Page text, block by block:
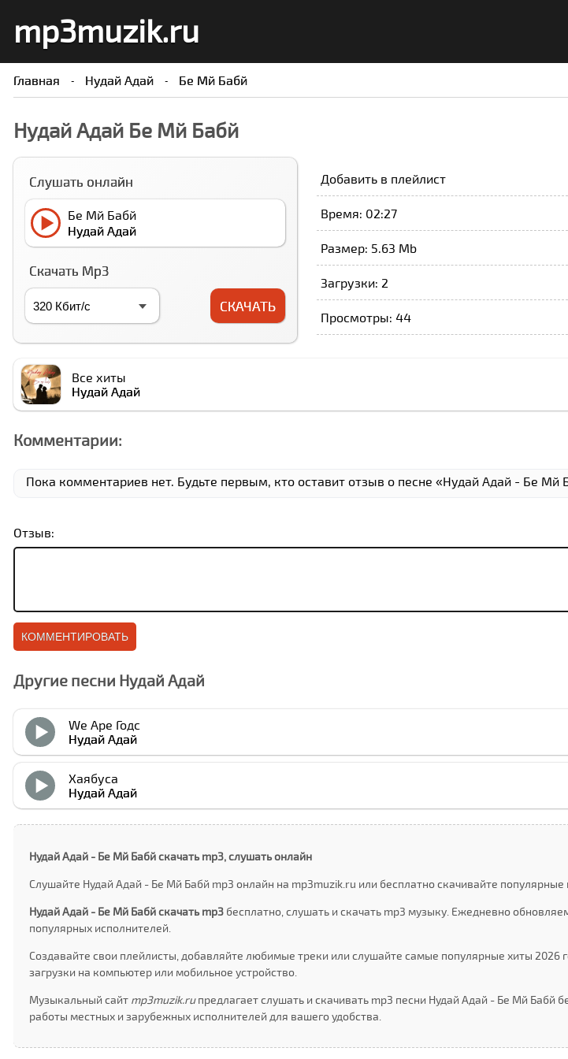
mp3muzik.ru
Главная Нудай Адай Бе Мй Бабй
Нудай Адай Бе Мй Бабй
Слушать онлайн
Бе Мй Бабй
Нудай Адай
Скачать Mp3
СКАЧАТЬ
Добавить в плейлист
Время: 02:27
Размер: 5.63 Mb
Загрузки: 2
Просмотры: 44
Все хиты
Нудай Адай
Комментарии:
Пока комментариев нет. Будьте первым, кто оставит отзыв о песне «Нудай Адай - Бе Мй
Отзыв:
Другие песни Нудай Адай
Wе Аре Годс
Нудай Адай
Хаябуса
Нудай Адай
Нудай Адай - Бе Мй Бабй скачать mp3, слушать онлайн
Слушайте Нудай Адай - Бе Мй Бабй mp3 онлайн на mp3muzik.ru или бесплатно скачивайте популярные
Нудай Адай - Бе Мй Бабй скачать mp3бесплатно, слушать и скачать mp3 музыку. Ежедневно
популярных исполнителей.
Создавайте свои плейлисты, добавляйте любимые треки или слушайте самые популярные хиты 2026
загрузки на компьютер или мобильное устройство.
Музыкальный сайт mp3muzik.ruпредлагает слушать и скачивать mp3 песни Нудай Адай - Бе Мй Бабй
работы местных и зарубежных исполнителей для вашего удобства.